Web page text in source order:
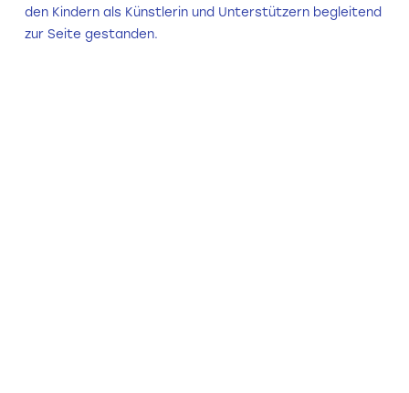
den Kindern als Künstlerin und Unterstützern begleitend
zur Seite gestanden.